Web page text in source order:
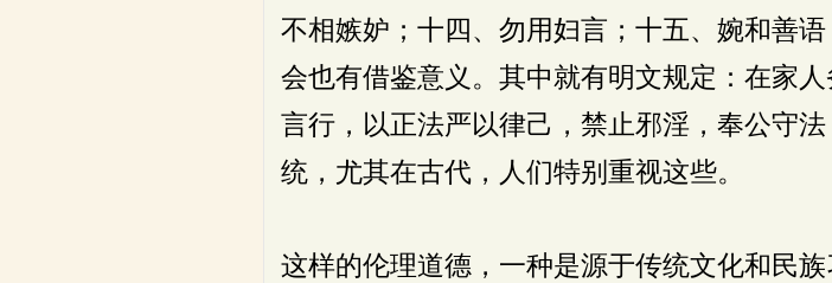
不相嫉妒；十四、勿用妇言；十五、婉和善
会也有借鉴意义。其中就有明文规定：在家
言行，以正法严以律己，禁止邪淫，奉公守
统，尤其在古代，人们特别重视这些。
这样的伦理道德，一种是源于传统文化和民